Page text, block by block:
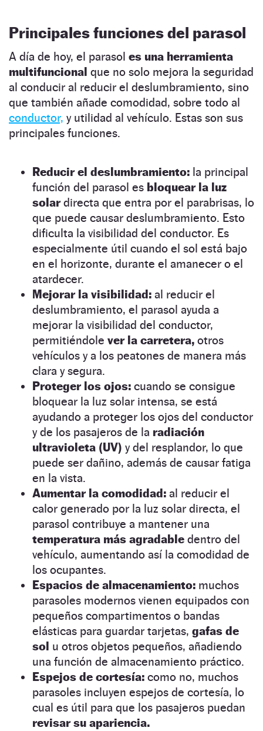
Principales funciones del parasol
A día de hoy, el parasol es una herramienta
multifuncional que no solo mejora la seguridad
al conducir al reducir el deslumbramiento, sino
que también añade comodidad, sobre todo al
conductor, y utilidad al vehículo. Estas son sus
principales funciones.
Reducir el deslumbramiento: la principal
función del parasol es bloquear la luz
solardirecta que entra por el parabrisas, lo
que puede causar deslumbramiento. Esto
dificulta la visibilidad del conductor. Es
especialmente útil cuando el sol está bajo
en el horizonte, durante el amanecer o el
atardecer.
Mejorar la visibilidad: al reducir el
deslumbramiento, el parasol ayuda a
mejorar la visibilidad del conductor,
permitiéndole ver la carretera, otros
vehículos y a los peatones de manera más
clara y segura.
Proteger los ojos: cuando se consigue
bloquear la luz solar intensa, se está
ayudando a proteger los ojos del conductor
y de los pasajeros de la radiación
ultravioleta (UV) y del resplandor, lo que
puede ser dañino, además de causar fatiga
en la vista.
Aumentar la comodidad: al reducir el
calor generado por la luz solar directa, el
parasol contribuye a mantener una
temperatura más agradable dentro del
vehículo, aumentando así la comodidad de
los ocupantes.
Espacios de almacenamiento: muchos
parasoles modernos vienen equipados con
pequeños compartimentos o bandas
elásticas para guardar tarjetas, gafas de
sol u otros objetos pequeños, añadiendo
una función de almacenamiento práctico.
Espejos de cortesía: como no, muchos
parasoles incluyen espejos de cortesía, lo
cual es útil para que los pasajeros puedan
revisar su apariencia.